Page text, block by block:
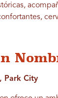
Park City